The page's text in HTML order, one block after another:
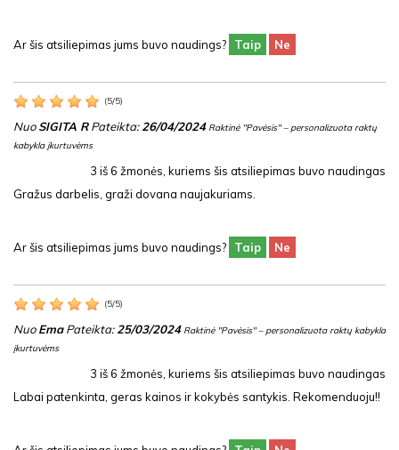
Ar šis atsiliepimas jums buvo naudings? Taip Ne
(5/5)
NuoSIGITA RPateikta:26/04/2024 Raktinė "Pavėsis" – personalizuota raktų
kabykla įkurtuvėms
3 iš6 žmonės, kuriems šis atsiliepimas buvo naudingas
Gražus darbelis, graži dovana naujakuriams.
Ar šis atsiliepimas jums buvo naudings? Taip Ne
(5/5)
NuoEmaPateikta:25/03/2024 Raktinė "Pavėsis" – personalizuota raktų kabykla
įkurtuvėms
3 iš6 žmonės, kuriems šis atsiliepimas buvo naudingas
Labai patenkinta, geras kainos ir kokybės santykis. Rekomenduoju!!